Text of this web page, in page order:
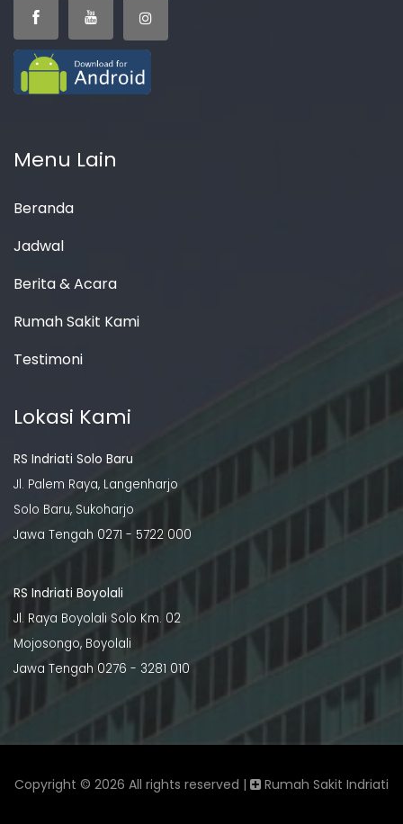
Menu Lain
Beranda
Jadwal
Berita & Acara
Rumah Sakit Kami
Testimoni
Lokasi Kami
RS Indriati Solo Baru
Jl. Palem Raya, Langenharjo
Solo Baru, Sukoharjo
Jawa Tengah 0271 - 5722 000
RS Indriati Boyolali
Jl. Raya Boyolali Solo Km. 02
Mojosongo, Boyolali
Jawa Tengah 0276 - 3281 010
Copyright © 2026 All rights reserved | Rumah Sakit Indriati